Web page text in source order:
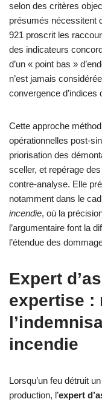
selon des critères
présumés nécessitent
921 proscrit les
des indicateurs
d’un « point bas »
n’est jamais
convergence d’indices
Cette approche
opérationnelles post-
priorisation des
sceller, et repérage
contre-analyse. Elle
notamment dans le
incendie, où la
l’argumentaire font la
l’étendue des
Expert
expertise :
incendie
Lorsqu’un feu détruit
production, l’expert